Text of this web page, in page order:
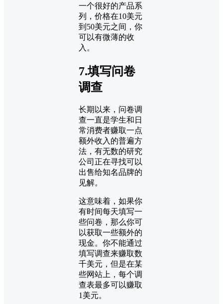
一个很好的产品系
列，价格在10美元
到50美元之间，你
可以有微薄的收
入。
7.填写问卷
调查
长期以来，问卷调
查一直是学生和日
常消费者赚取一点
额外收入的普遍方
法，有无数的研究
公司正在寻找可以
出售给知名品牌的
见解。
这意味着，如果你
有时间每天填写一
些问卷，那么你可
以获取一些额外的
现金。你不能通过
填写调查来赚取数
千美元，但是在某
些网站上，每个调
查表最多可以赚取
1美元。